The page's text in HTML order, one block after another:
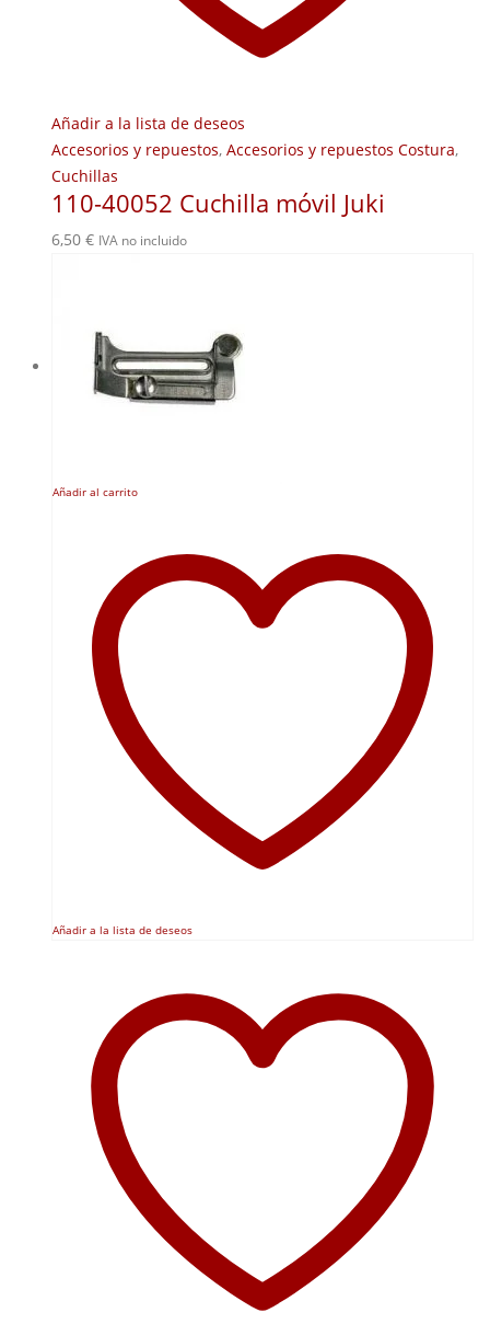
Añadir a la lista de deseos
Accesorios y repuestos, Accesorios y repuestos Costura,
Cuchillas
110-40052 Cuchilla móvil Juki
6,50 € IVA no incluido
Añadir al carrito
Añadir a la lista de deseos